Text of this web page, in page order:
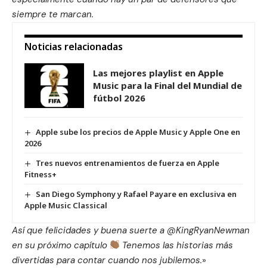
siempre te marcan.
Noticias relacionadas
Las mejores playlist en Apple
Music para la Final del Mundial de
fútbol 2026
Apple sube los precios de Apple Music y Apple One en
2026
Tres nuevos entrenamientos de fuerza en Apple
Fitness+
San Diego Symphony y Rafael Payare en exclusiva en
Apple Music Classical
Así que felicidades y buena suerte a @KingRyanNewman
en su próximo capítulo
Tenemos las historias más
divertidas para contar cuando nos jubilemos.»